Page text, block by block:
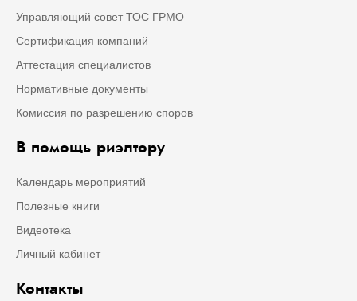
Управляющий совет ТОС ГРМО
Сертификация компаний
Аттестация специалистов
Нормативные документы
Комиссия по разрешению споров
В помощь риэлтору
Календарь мероприятий
Полезные книги
Видеотека
Личный кабинет
Контакты